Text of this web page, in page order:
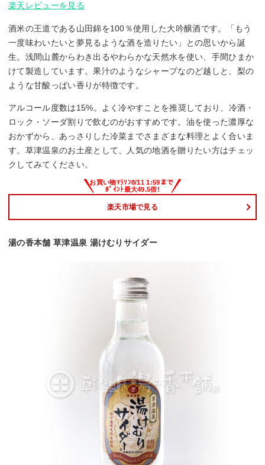
楽天レビューを見る
酒米の王道である山田錦を100％使用した大吟醸酒です。「もう
一度味わいたいと夢見るような酒を造りたい」との思いから誕
生。浅間山麓からわき出るやわらかな天然水を使い、手間ひまか
けて製造しています。果汁のようなシャープなのど越しと、梨の
ような甘酸っぱい香りが特徴です。
アルコール度数は15%。よく冷やすことを推奨しており、冷酒・
ロック・ソーダ割りで飲むのがおすすめです。油を使った濃厚な
おかずから、あっさりした冷菜までさまざまな料理とよく合いま
す。草津温泉のお土産として、人気の地酒を贈りたい方はチェッ
クしてみてください。
楽天市場で見る
湯の香本舗 草津温泉 湯けむりサイダー